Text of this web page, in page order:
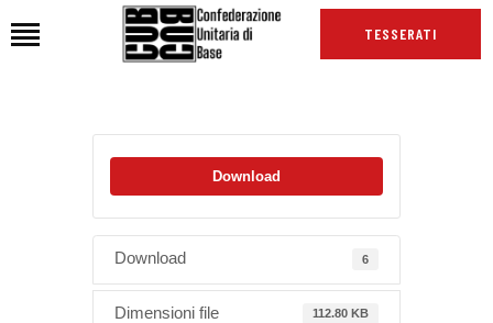
TESSERATI
HOME
CHI SIAMO
SEDI
NEWS
PODCAST CUB
Download
Download 6
Dimensioni file 112.80 KB